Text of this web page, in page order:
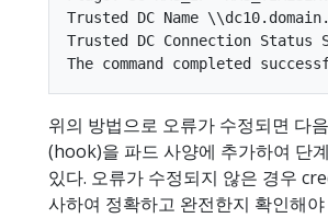
Trusted DC Name
Trusted DC Connection Status
위의 방법으로 오류가 수정되면 다
(hook)을 파드 사양에 추가하여 단
있다. 오류가 수정되지 않은 경우
사하여 정확하고 완전한지 확인해야